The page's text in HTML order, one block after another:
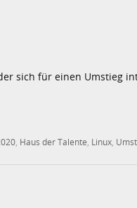
sich für einen Umstieg
, Haus der Talente, Linux,